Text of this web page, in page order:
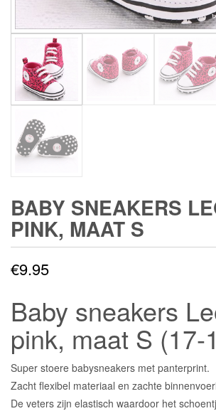
BABY SNEAKERS
PINK, MAAT S
€9.95
Baby sneakers
pink, maat S (17-
Super stoere babysneakers met panterprint.
Zacht flexibel materiaal en zachte
De veters zijn elastisch waardoor het